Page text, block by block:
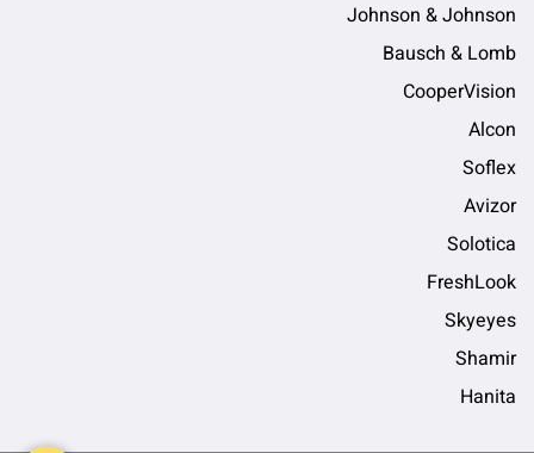
Johnson & Johnson
Bausch & Lomb
CooperVision
Alcon
Soflex
Avizor
Solotica
FreshLook
Skyeyes
Shamir
Hanita